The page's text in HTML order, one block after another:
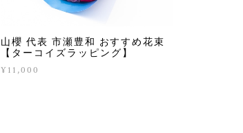
山櫻 代表 市瀬豊和 おすすめ花束
【ターコイズラッピング】
¥11,000